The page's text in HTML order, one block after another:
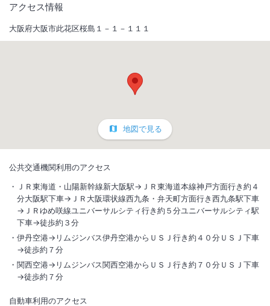
アクセス情報
大阪府大阪市此花区桜島１－１－１１１
地図で見る
公共交通機関利用のアクセス
ＪＲ東海道・山陽新幹線新大阪駅→ＪＲ東海道本線神戸方面行き約４
分大阪駅下車→ＪＲ大阪環状線西九条・弁天町方面行き西九条駅下車
→ＪＲゆめ咲線ユニバーサルシティ行き約５分ユニバーサルシティ駅
下車→徒歩約３分
伊丹空港→リムジンバス伊丹空港からＵＳＪ行き約４０分ＵＳＪ下車
→徒歩約７分
関西空港→リムジンバス関西空港からＵＳＪ行き約７０分ＵＳＪ下車
→徒歩約７分
自動車利用のアクセス